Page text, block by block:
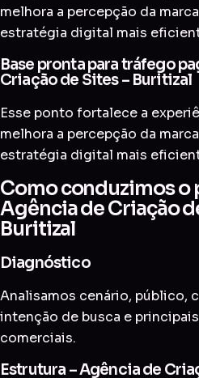
melhora a percepção da
estratégia digital mais
Base pronta para tráfego
Criação de Sites – Buritizal
Esse ponto fortalece a
melhora a percepção da
estratégia digital mais
Como conduzimos o
Agência de Criação
Buritizal
Diagnóstico
Analisamos cenário, público,
intenção de busca e
comerciais.
Estrutura – Agência de